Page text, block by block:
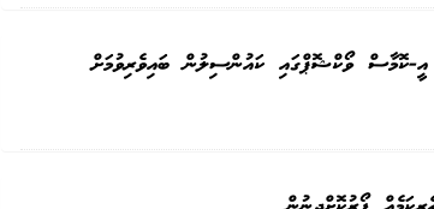
ކޮމާސް ވޯކްޝޮޕްގައި ކައުންސިލުން ބައިވެރިވުމަށް